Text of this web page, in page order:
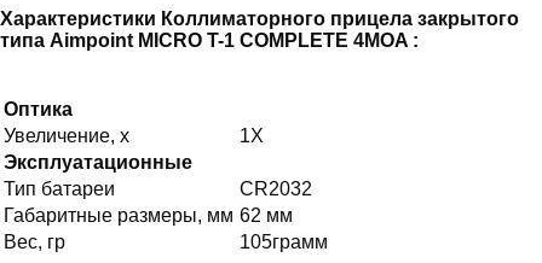
Характеристики Коллиматорного прицела закрытого
типа Aimpoint MICRO T-1 COMPLETE 4MOA :
Оптика
Увеличение, х
1X
Эксплуатационные
Тип батареи
CR2032
Габаритные размеры, мм 62 мм
Вес, гр
105грамм